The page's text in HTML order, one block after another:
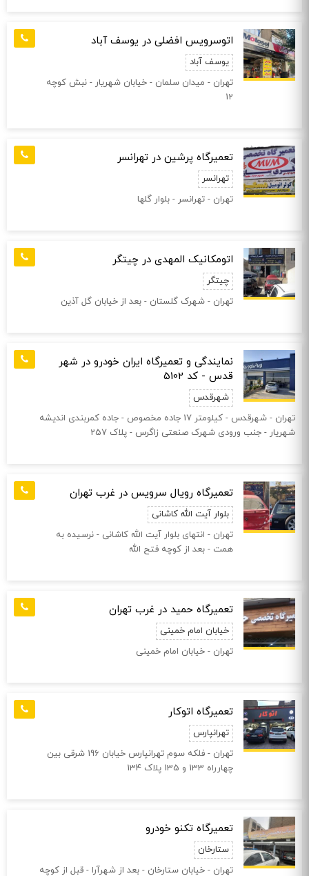
اتوسرویس افضلی در یوسف آباد
یوسف آباد
تهران - میدان سلمان - خیابان شهریار - نبش کوچه
12
تعمیرگاه پرشین در تهرانسر
تهرانسر
تهران - تهرانسر - بلوار گلها
اتومکانیک المهدی در چیتگر
چیتگر
تهران - شهرک گلستان - بعد از خیابان گل آذین
نمایندگی و تعمیرگاه ایران خودرو در شهر
قدس - کد 5102
شهرقدس
تهران - شهرقدس - كيلومتر 17 جاده مخصوص - جاده کمربندی انديشه
شهريار - جنب ورودی شهرک صنعتی زاگرس - پلاک 257
تعمیرگاه رویال سرویس در غرب تهران
بلوار آیت الله کاشانی
تهران - انتهای بلوار آیت الله کاشانی - نرسیده به
همت - بعد از کوچه فتح الله
تعمیرگاه حمید در غرب تهران
خیابان امام خمینی
تهران - خیابان امام خمینی
تعمیرگاه اتوکار
تهرانپارس
تهران - فلکه سوم تهرانپارس خیابان 196 شرقی بین
چهارراه 133 و 135 پلاک 134
تعمیرگاه تکنو خودرو
ستارخان
تهران - خیابان ستارخان - بعد از شهرآرا - قبل از کوچه